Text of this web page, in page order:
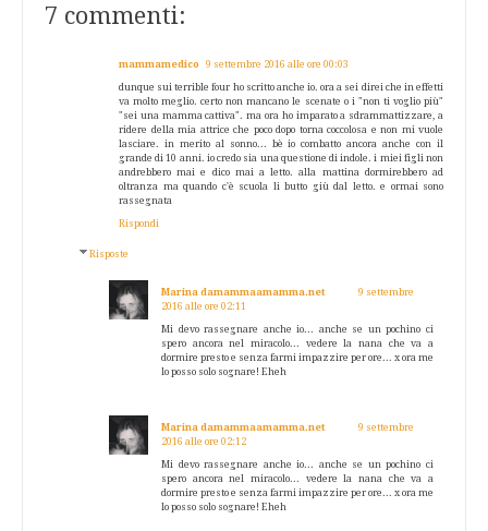
7 commenti:
mammamedico 9 settembre 2016 alle ore 00:03
dunque sui terrible four ho scritto anche io. ora a sei direi che in effetti
va molto meglio. certo non mancano le scenate o i "non ti voglio più"
"sei una mamma cattiva". ma ora ho imparato a sdrammattizzare, a
ridere della mia attrice che poco dopo torna coccolosa e non mi vuole
lasciare. in merito al sonno... bè io combatto ancora anche con il
grande di 10 anni. io credo sia una questione di indole. i miei figli non
andrebbero mai e dico mai a letto. alla mattina dormirebbero ad
oltranza ma quando c'è scuola li butto giù dal letto. e ormai sono
rassegnata
Rispondi
Risposte
Marina damammaamamma.net
9 settembre
2016 alle ore 02:11
Mi devo rassegnare anche io... anche se un pochino ci
spero ancora nel miracolo... vedere la nana che va a
dormire presto e senza farmi impazzire per ore... x ora me
lo posso solo sognare! Eheh
Marina damammaamamma.net
9 settembre
2016 alle ore 02:12
Mi devo rassegnare anche io... anche se un pochino ci
spero ancora nel miracolo... vedere la nana che va a
dormire presto e senza farmi impazzire per ore... x ora me
lo posso solo sognare! Eheh